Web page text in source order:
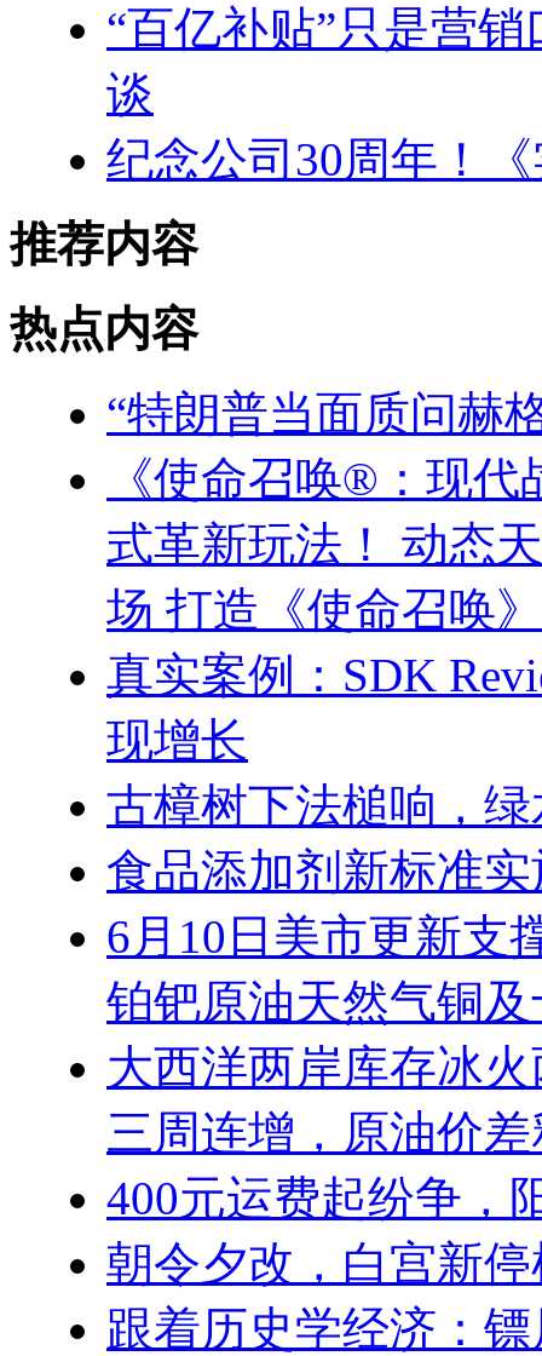
“百亿补贴”只是营
谈
纪念公司30周年！
推荐内容
热点内容
“特朗普当面质问赫
《使命召唤®：现
式革新玩法！ 动态
场 打造《使命召唤
真实案例：SDK
现增长
古樟树下法槌响，
食品添加剂新标准
6月10日美市更新支
铂钯原油天然气铜
大西洋两岸库存冰
三周连增，原油价
400元运费起纷争，
朝令夕改，白宫新
跟着历史学经济：